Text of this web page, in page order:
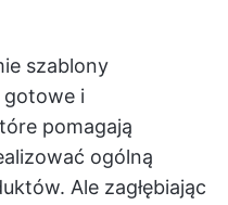
szablony
i
pomagają
ogólną
Ale zagłębiając